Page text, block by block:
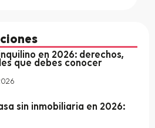
en 2026: derechos,
que debes conocer
sin inmobiliaria en 2026: